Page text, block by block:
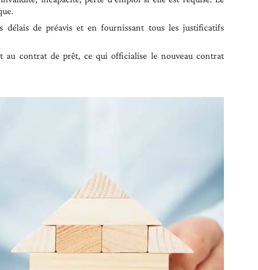
délais de préavis et en fournissant tous les justificatifs
au contrat de prêt, ce qui officialise le nouveau contrat